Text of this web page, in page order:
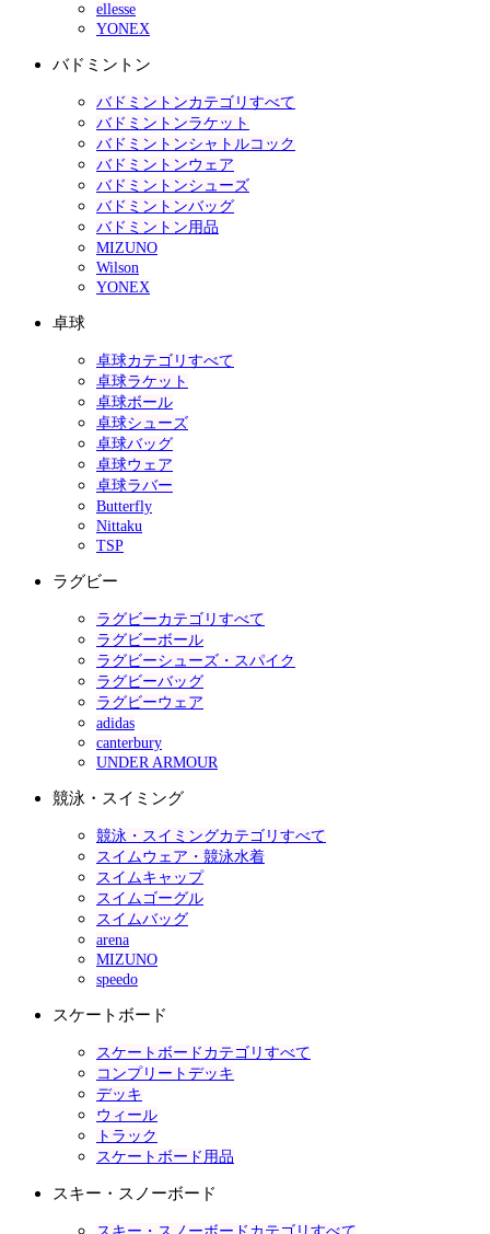
ellesse
YONEX
バドミントン
バドミントンカテゴリすべて
バドミントンラケット
バドミントンシャトルコック
バドミントンウェア
バドミントンシューズ
バドミントンバッグ
バドミントン用品
MIZUNO
Wilson
YONEX
卓球
卓球カテゴリすべて
卓球ラケット
卓球ボール
卓球シューズ
卓球バッグ
卓球ウェア
卓球ラバー
Butterfly
Nittaku
TSP
ラグビー
ラグビーカテゴリすべて
ラグビーボール
ラグビーシューズ・スパイク
ラグビーバッグ
ラグビーウェア
adidas
canterbury
UNDER ARMOUR
競泳・スイミング
競泳・スイミングカテゴリすべて
スイムウェア・競泳水着
スイムキャップ
スイムゴーグル
スイムバッグ
arena
MIZUNO
speedo
スケートボード
スケートボードカテゴリすべて
コンプリートデッキ
デッキ
ウィール
トラック
スケートボード用品
スキー・スノーボード